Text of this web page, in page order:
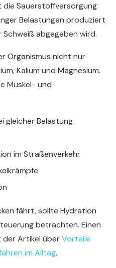
Sauerstoffversorgung
Belastungen produziert
abgegeben wird.
Organismus nicht nur
Kalium und Magnesium.
Muskel- und
gleicher Belastung
im Straßenverkehr
fährt, sollte Hydration
betrachten. Einen
der Artikel überVorteile
im Alltag.